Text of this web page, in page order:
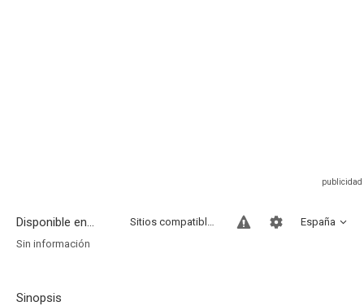
Disponible en... España
Sitios compatibles
Sin información
Sinopsis